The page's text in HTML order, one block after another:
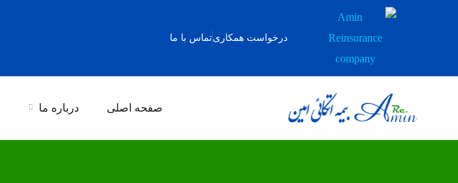
درخواست همکاریتماس با ما
صفحه اصلی درباره ما